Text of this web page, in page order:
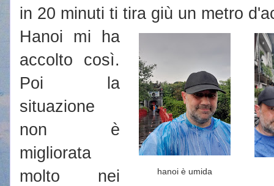
in 20 minuti ti tira giù un metro
hanoi è umida
Hanoi mi ha
accolto così.
Poi la
situazione
non è
migliorata
molto nei